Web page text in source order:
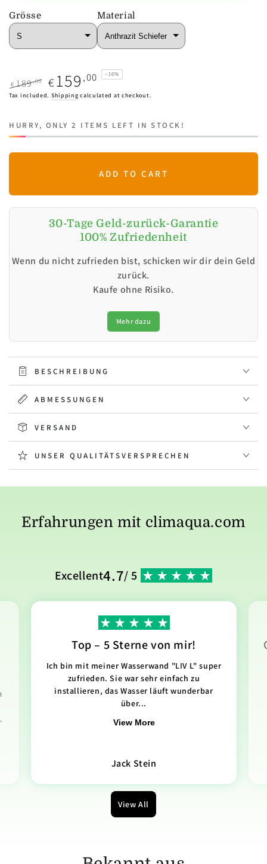
Grösse Material
Regular
€ 189,00
Sale
€159 ,00 –16%
Tax included. Shipping calculated at checkout.
HURRY, ONLY 2 ITEMS LEFT IN STOCK!
ADD TO CART
30-Tage Geld-zurück-Garantie
100% Zufriedenheit
Wenn du nicht zufrieden bist, schicken wir dir dein Geld
zurück.
Kaufe ohne Risiko.
Mehr dazu
BESCHREIBUNG
ABMESSUNGEN
VERSAND
UNSER QUALITÄTSVERSPRECHEN
Erfahrungen mit climaqua.com
Excellent4.7/ 5
Top – 5 Sterne von mir!
Ich bin mit meiner Wasserwand "LIV L" super
zufrieden. Sie war sehr einfach zu
installieren, das Wasser läuft wunderbar
über...
View More
Jack Stein
View All